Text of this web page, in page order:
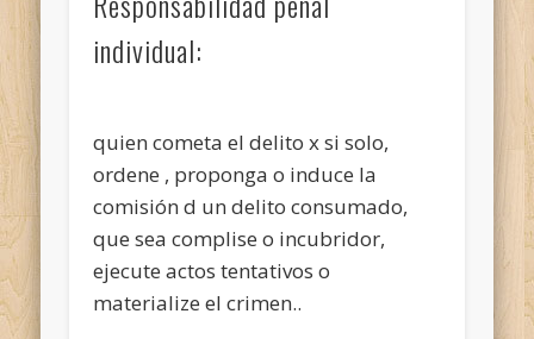
individual:
quien cometa el delito x si solo,
ordene , proponga o induce la
comisión d un delito consumado,
que sea complise o incubridor,
ejecute actos tentativos o
materialize el crimen..